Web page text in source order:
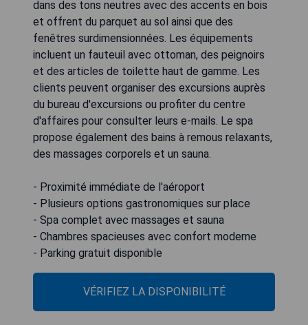
dans des tons neutres avec des accents en bois
et offrent du parquet au sol ainsi que des
fenêtres surdimensionnées. Les équipements
incluent un fauteuil avec ottoman, des peignoirs
et des articles de toilette haut de gamme. Les
clients peuvent organiser des excursions auprès
du bureau d'excursions ou profiter du centre
d'affaires pour consulter leurs e-mails. Le spa
propose également des bains à remous relaxants,
des massages corporels et un sauna.
- Proximité immédiate de l'aéroport
- Plusieurs options gastronomiques sur place
- Spa complet avec massages et sauna
- Chambres spacieuses avec confort moderne
- Parking gratuit disponible
VÉRIFIEZ LA DISPONIBILITÉ